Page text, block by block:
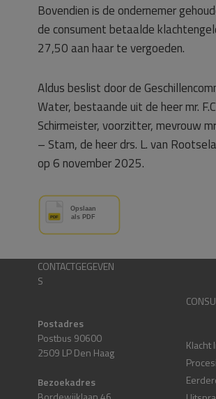
Bovendien is de ondernemer
de consument betaalde
27,50 aan haar te vergoeden.
Aldus beslist door de
Water, bestaande uit de heer mr.
Schirmeister, voorzitter, mevrouw
– Stam, de heer drs. L. van
op 6 november 2025.
CONTACTGEGEVEN
S
Postadres
Postbus 90600
2509 LP Den Haag
Bezoekadres
Klacht